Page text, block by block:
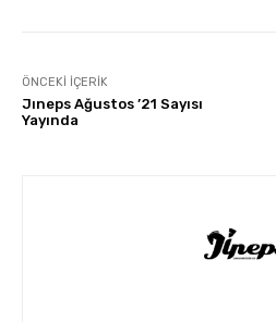
ÖNCEKI İÇERIK
Jıneps Ağustos ’21 Sayısı
Yayında